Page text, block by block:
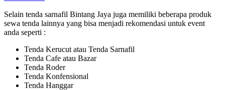
Selain tenda sarnafil Bintang Jaya juga memiliki beberapa produk
sewa tenda lainnya yang bisa menjadi rekomendasi untuk event
anda seperti :
Tenda Kerucut atau Tenda Sarnafil
Tenda Cafe atau Bazar
Tenda Roder
Tenda Konfensional
Tenda Hanggar